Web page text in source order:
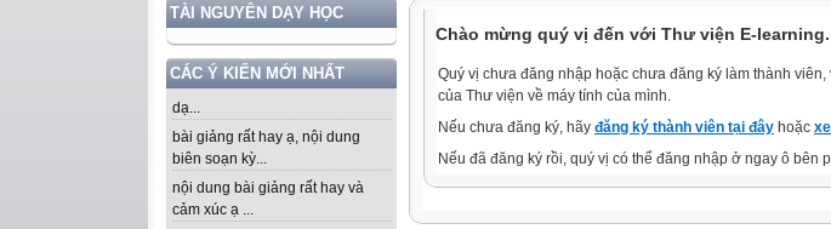
TÀI NGUYÊN DẠY HỌC
CÁC Ý KIẾN MỚI NHẤT
dạ...
bài giảng rất hay ạ, nội dung
biên soạn kỳ...
nội dung bài giảng rất hay và
cảm xúc ạ ...
Chào mừng quý vị đến với Thư viện E-learning.
Quý vị chưa đăng nhập hoặc chưa đăng ký làm thành
của Thư viện về máy tính của mình.
Nếu chưa đăng ký, hãy đăng ký thành viên tại đây hoặc
Nếu đã đăng ký rồi, quý vị có thể đăng nhập ở ngay ô bên